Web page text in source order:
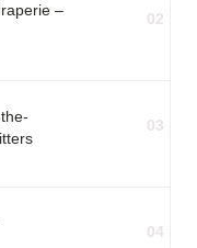
–
02
03
04